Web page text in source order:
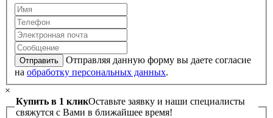
Отправить
Отправляя данную форму вы даете согласие
на обработку персональных данных.
×
Купить в 1 кликОставьте заявку и наши специалисты
свяжутся с Вами в ближайшее время!